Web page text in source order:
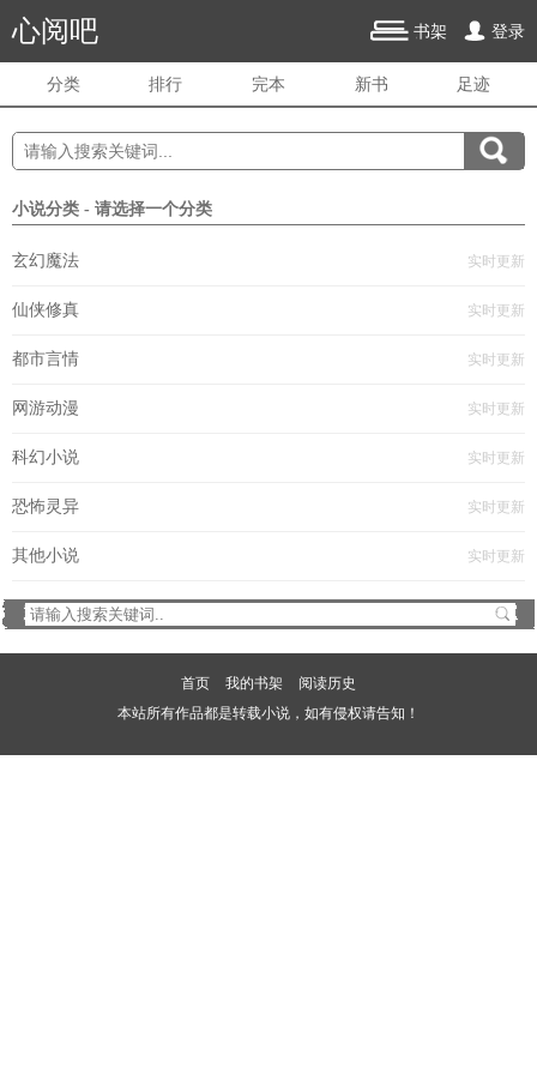
心阅吧 书架 登录
分类 排行 完本 新书 足迹
小说分类 - 请选择一个分类
玄幻魔法 实时更新
仙侠修真 实时更新
都市言情 实时更新
网游动漫 实时更新
科幻小说 实时更新
恐怖灵异 实时更新
其他小说 实时更新
首页 我的书架
阅读历史
本站所有作品都是转载小说，如有侵权请告知！